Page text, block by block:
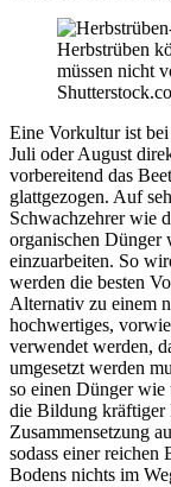
Herbstrüben
müssen nicht
Eine Vorkultur ist
Juli oder August
vorbereitend das
glattgezogen. Auf
Schwachzehrer wie
organischen Dünger
einzuarbeiten. So
werden die besten
Alternativ zu einem
hochwertiges,
verwendet werden,
umgesetzt werden
so einen Dünger wie
die Bildung kräftiger
Zusammensetzung
sodass einer reichen
Bodens nichts im